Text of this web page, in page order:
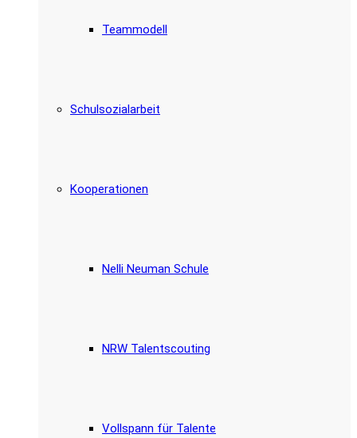
Teammodell
Schulsozialarbeit
Kooperationen
Nelli Neuman Schule
NRW Talentscouting
Vollspann für Talente